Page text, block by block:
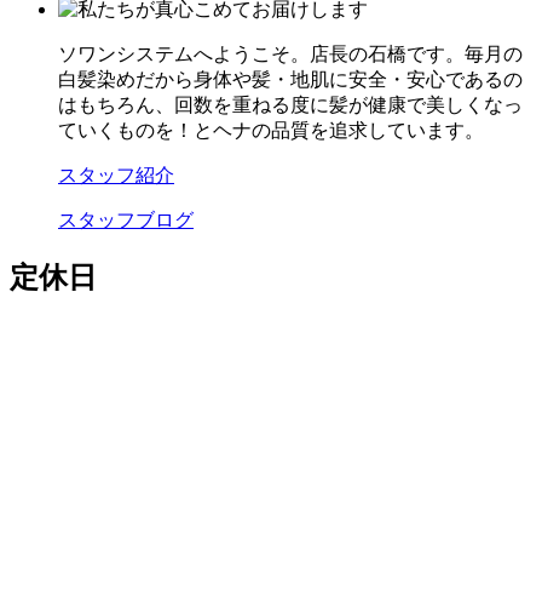
ソワンシステムへようこそ。店長の石橋です。毎月の
白髪染めだから身体や髪・地肌に安全・安心であるの
はもちろん、回数を重ねる度に髪が健康で美しくなっ
ていくものを！とヘナの品質を追求しています。
スタッフ紹介
スタッフブログ
定休日